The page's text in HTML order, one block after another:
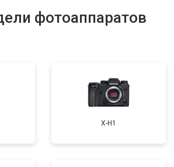
фотоаппаратов
X-H1